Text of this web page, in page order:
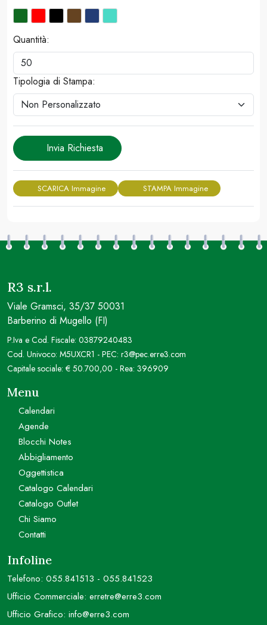
Quantità:
Tipologia di Stampa:
Invia Richiesta
SCARICA Immagine STAMPA Immagine
R3 s.r.l.
Viale Gramsci, 35/37 50031
Barberino di Mugello (FI)
P.Iva e Cod. Fiscale: 03879240483
Cod. Univoco: M5UXCR1 - PEC: r3@pec.erre3.com
Capitale sociale: € 50.700,00 - Rea: 396909
Menu
Calendari
Agende
Blocchi Notes
Abbigliamento
Oggettistica
Catalogo Calendari
Catalogo Outlet
Chi Siamo
Contatti
Infoline
Telefono: 055.841513 - 055.841523
Ufficio Commerciale: erretre@erre3.com
Ufficio Grafico: info@erre3.com